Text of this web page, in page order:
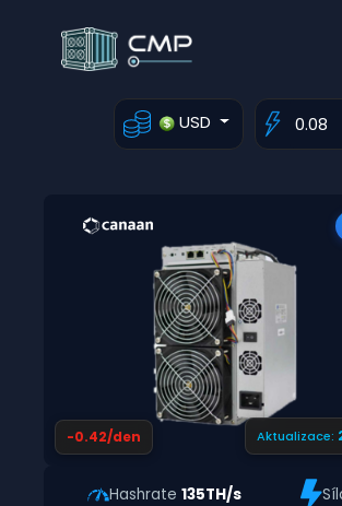
USD
-0.42/den Aktualizace:
Hashrate 135TH/s